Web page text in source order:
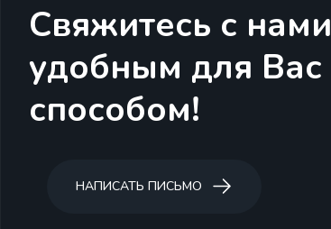
Свяжитесь с нами
удобным для Вас
способом!
НАПИСАТЬ ПИСЬМО